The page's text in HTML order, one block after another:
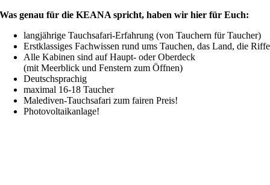
Was genau für die KEANA spricht, haben wir hier für Euch:
langjährige Tauchsafari-Erfahrung (von Tauchern für Taucher)
Erstklassiges Fachwissen rund ums Tauchen, das Land, die Riffe
Alle Kabinen sind auf Haupt- oder Oberdeck
(mit Meerblick und Fenstern zum Öffnen)
Deutschsprachig
maximal 16-18 Taucher
Malediven-Tauchsafari zum fairen Preis!
Photovoltaikanlage!